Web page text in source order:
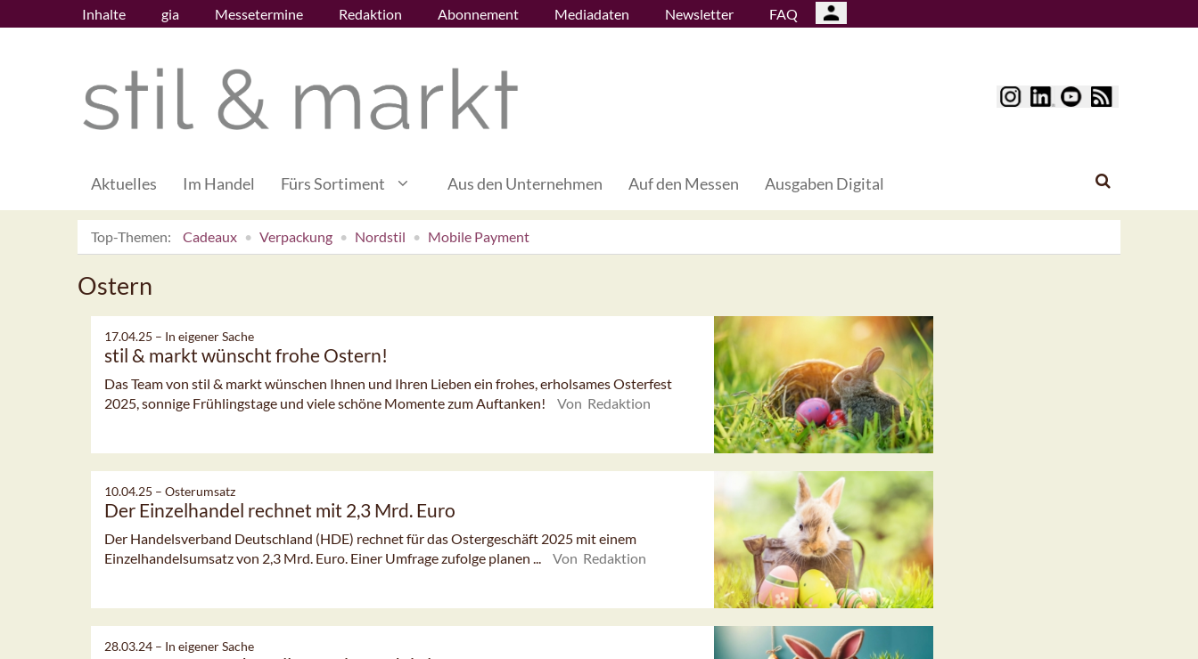
Inhalte gia Messetermine Redaktion Abonnement Mediadaten Newsletter FAQ
Aktuelles Im Handel Fürs Sortiment Aus den Unternehmen Auf den Messen Ausgaben Digital
Top-Themen: Cadeaux Verpackung Nordstil Mobile Payment
Ostern
17.04.25 – In eigener Sache
stil & markt wünscht frohe Ostern!
Das Team von stil & markt wünschen Ihnen und Ihren Lieben ein frohes, erholsames Osterfest
2025, sonnige Frühlingstage und viele schöne Momente zum Auftanken!
Von Redaktion
10.04.25 – Osterumsatz
Der Einzelhandel rechnet mit 2,3 Mrd. Euro
Der Handelsverband Deutschland (HDE) rechnet für das Ostergeschäft 2025 mit einem
Einzelhandelsumsatz von 2,3 Mrd. Euro. Einer Umfrage zufolge planen ...
Von Redaktion
28.03.24 – In eigener Sache